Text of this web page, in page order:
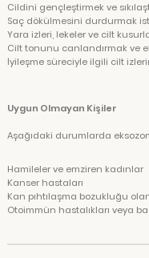
Cildini gençleştirmek ve
Saç dökülmesini durdurmak
Yara izleri, lekeler ve cilt
Cilt tonunu canlandırmak ve
İyileşme süreciyle ilgili cilt
Uygun Olmayan Kişiler
Aşağıdaki durumlarda
Hamileler ve emziren kadınlar
Kanser hastaları
Kan pıhtılaşma bozukluğu
Otoimmün hastalıkları veya